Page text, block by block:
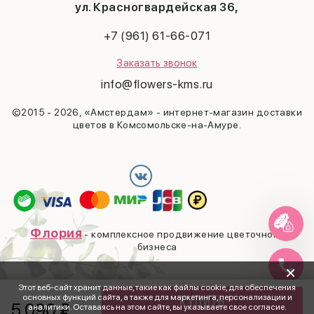
5 090₽ Купить
Этот веб-сайт хранит данные, такие как файлы cookie, для обеспечения
основных функций сайта, а также для маркетинга, персонализации и
аналитики. Оставаясь на этом сайте, вы указываете свое согласие.
×
ул. Красногвардейская 36,
+7 (961) 61-66-071
Заказать звонок
info@flowers-kms.ru
©2015 - 2026, «Амстердам» - интернет-магазин доставки
цветов в Комсомольске-на-Амуре.
Последний звонок
Флория- комплексное продвижение цветочного
бизнеса